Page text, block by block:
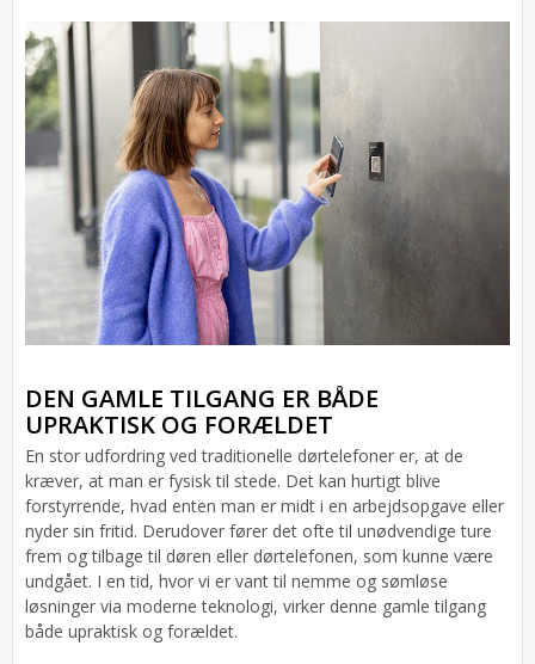
DEN GAMLE TILGANG ER BÅDE
UPRAKTISK OG FORÆLDET
En stor udfordring ved traditionelle dørtelefoner er, at de
kræver, at man er fysisk til stede. Det kan hurtigt blive
forstyrrende, hvad enten man er midt i en arbejdsopgave eller
nyder sin fritid. Derudover fører det ofte til unødvendige ture
frem og tilbage til døren eller dørtelefonen, som kunne være
undgået. I en tid, hvor vi er vant til nemme og sømløse
løsninger via moderne teknologi, virker denne gamle tilgang
både upraktisk og forældet.